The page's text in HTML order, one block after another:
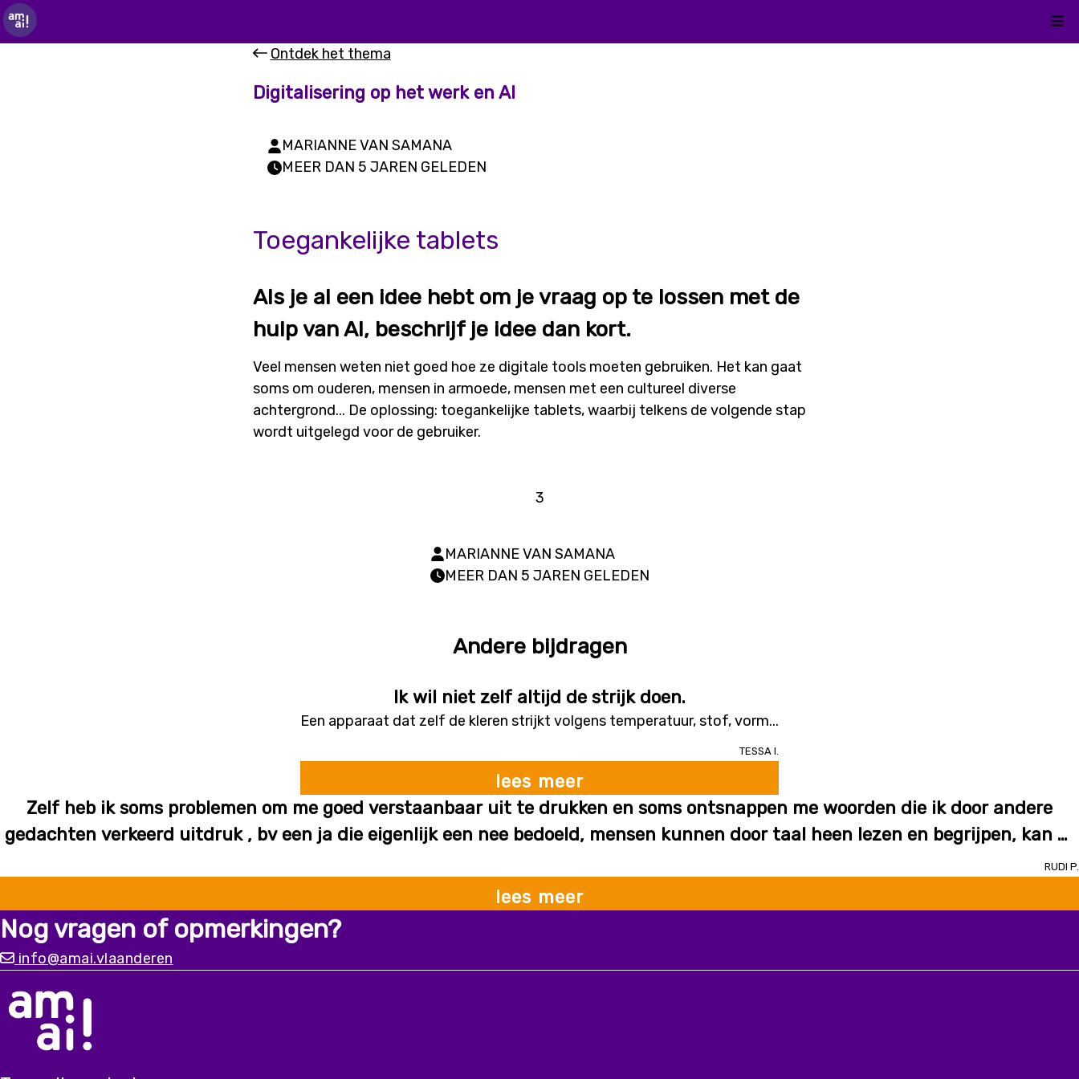
Ontdek het thema
Digitalisering op het werk en AI
MARIANNE VAN SAMANA
MEER DAN 5 JAREN GELEDEN
Toegankelijke tablets
Als je al een idee hebt om je vraag op te lossen met de
hulp van AI, beschrijf je idee dan kort.
Veel mensen weten niet goed hoe ze digitale tools moeten gebruiken. Het kan gaat
soms om ouderen, mensen in armoede, mensen met een cultureel diverse
achtergrond... De oplossing: toegankelijke tablets, waarbij telkens de volgende stap
wordt uitgelegd voor de gebruiker.
3
MARIANNE VAN SAMANA
MEER DAN 5 JAREN GELEDEN
Andere bijdragen
Ik wil niet zelf altijd de strijk doen.
Een apparaat dat zelf de kleren strijkt volgens temperatuur, stof, vorm...
Tessa I.
lees meer
Zelf heb ik soms problemen om me goed verstaanbaar uit te drukken en soms ontsnappen me woorden die ik door andere
gedachten verkeerd uitdruk , bv een ja die eigenlijk een nee bedoeld, mensen kunnen door taal heen lezen en begrijpen, kan AI
Rudi P.
lees meer
Nog vragen of opmerkingen?
info@amai.vlaanderen